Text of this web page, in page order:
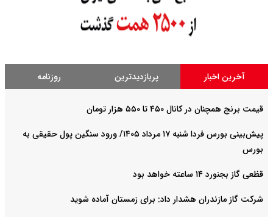
آخرین اخبار پربازدیدترین روزنامه
قیمت برنج همچنان در کانال ۴۵۰ تا ۵۵۰ هزار تومان
پیش‌بینی بورس فردا شنبه ۱۷ مرداد ۱۴۰۵/ ورود سنگین پول حقیقی به
بورس
قظعی گاز بجنورد ۱۴ ساعته خواهد بود
شرکت گاز مازندران هشدار داد: برای زمستان آماده شوید